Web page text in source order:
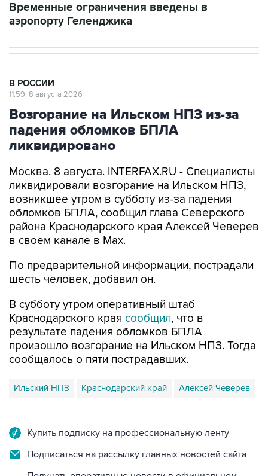
Временные ограничения введены в
аэропорту Геленджика
В РОССИИ
11:59, 8 августа 2026
Возгорание на Ильском НПЗ из-за
падения обломков БПЛА
ликвидировано
Москва. 8 августа. INTERFAX.RU - Специалисты
ликвидировали возгорание на Ильском НПЗ,
возникшее утром в субботу из-за падения
обломков БПЛА, сообщил глава Северского
района Краснодарского края Алексей Чеверев
в своем канале в Max.
По предварительной информации, пострадали
шесть человек, добавил он.
В субботу утром оперативный штаб
Краснодарского края сообщил, что в
результате падения обломков БПЛА
произошло возгорание на Ильском НПЗ. Тогда
сообщалось о пяти пострадавших.
Ильский НПЗ Краснодарский край Алексей Чеверев
Купить подписку на профессиональную ленту
Подписаться на рассылку главных новостей сайта